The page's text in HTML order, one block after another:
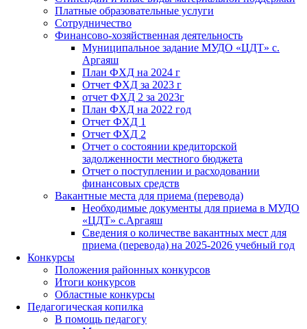
Платные образовательные услуги
Сотрудничество
Финансово-хозяйственная деятельность
Муниципальное задание МУДО «ЦДТ» с.
Аргаяш
План ФХД на 2024 г
Отчет ФХД за 2023 г
отчет ФХД 2 за 2023г
План ФХД на 2022 год
Отчет ФХД 1
Отчет ФХД 2
Отчет о состоянии кредиторской
задолженности местного бюджета
Отчет о поступлении и расходовании
финансовых средств
Вакантные места для приема (перевода)
Необходимые документы для приема в МУДО
«ЦДТ» с.Аргаяш
Сведения о количестве вакантных мест для
приема (перевода) на 2025-2026 учебный год
Конкурсы
Положения районных конкурсов
Итоги конкурсов
Областные конкурсы
Педагогическая копилка
В помощь педагогу